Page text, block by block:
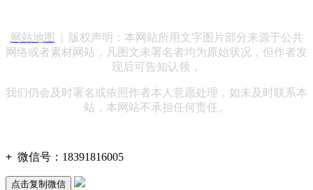
网站地图
| 版权声明：本网站所用文字图片部分来源于公共
网络或者素材网站，凡图文未署名者均为原始状况，但作者发
现后可告知认领，
我们仍会及时署名或依照作者本人意愿处理，如未及时联系本
站，本网站不承担任何责任。
+ 微信号： 18391816005
点击复制微信